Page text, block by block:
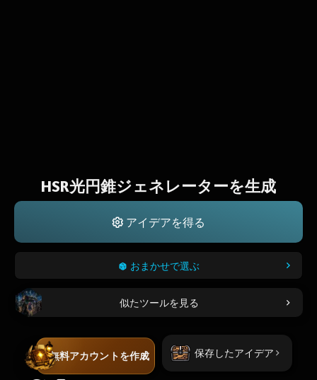
HSR光円錐ジェネレーターを生成
アイデアを得る
おまかせで選ぶ
似たツールを見る
無料アカウントを作成 保存したアイデア